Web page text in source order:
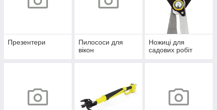
Презентери
Пилососи для
вікон
Ножиці для
садових робіт